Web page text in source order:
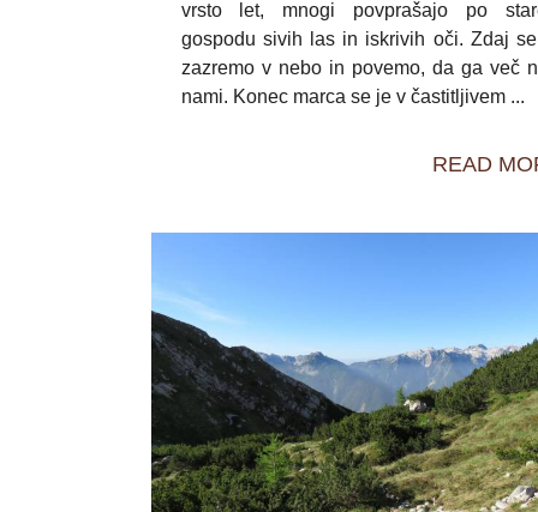
vrsto let, mnogi povprašajo po
gospodu sivih las in iskrivih oči. Zdaj
zazremo v nebo in povemo, da ga več
nami. Konec marca se je v častitljivem ...
READ